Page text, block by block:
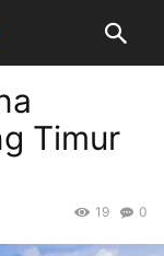
Timur
0
19